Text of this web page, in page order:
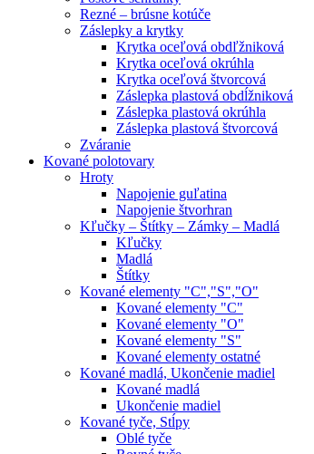
Rezné – brúsne kotúče
Záslepky a krytky
Krytka oceľová obdľžniková
Krytka oceľová okrúhla
Krytka oceľová štvorcová
Záslepka plastová obdĺžniková
Záslepka plastová okrúhla
Záslepka plastová štvorcová
Zváranie
Kované polotovary
Hroty
Napojenie guľatina
Napojenie štvorhran
Kľučky – Štítky – Zámky – Madlá
Kľučky
Madlá
Štítky
Kované elementy "C","S","O"
Kované elementy "C"
Kované elementy "O"
Kované elementy "S"
Kované elementy ostatné
Kované madlá, Ukončenie madiel
Kované madlá
Ukončenie madiel
Kované tyče, Stĺpy
Oblé tyče